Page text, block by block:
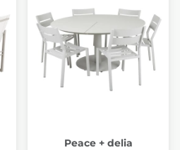
Peace + delia